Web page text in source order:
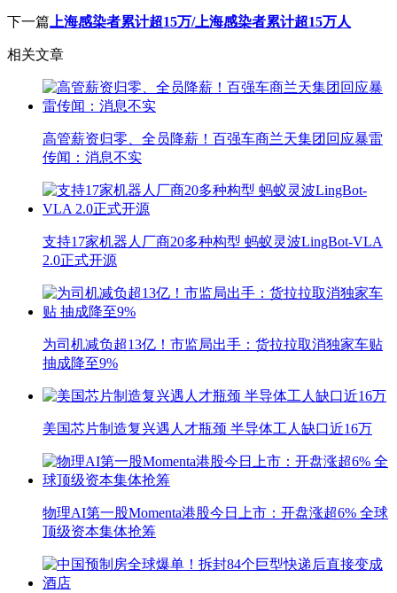
下一篇 上海感染者累计超15万/上海感染者累计超15万人
相关文章
高管薪资归零、全员降薪！百强车商兰天集团回应暴雷
传闻：消息不实
支持17家机器人厂商20多种构型 蚂蚁灵波LingBot-VLA
2.0正式开源
为司机减负超13亿！市监局出手：货拉拉取消独家车贴
抽成降至9%
美国芯片制造复兴遇人才瓶颈 半导体工人缺口近16万
物理AI第一股Momenta港股今日上市：开盘涨超6% 全球
顶级资本集体抢筹